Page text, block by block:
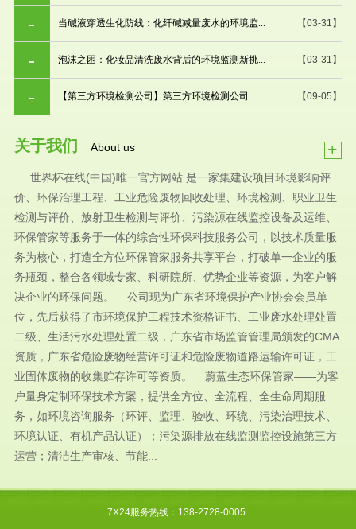
【03-31】
当碱液穿透生化防线：化纤碱减量废水的环境监...
【03-31】
泡沫之困：化妆品清洗废水背后的环境监测新挑...
【09-05】
【第三方环境检测公司】第三方环境检测公司...
关于我们 About us +
世界杯在线(中国)唯一官方网站 是一家集建设项目环境影响评
价、环保治理工程、工业危险废物回收处理、环境检测、职业卫生
检测与评价、放射卫生检测与评价、污染源在线监控设备及运维、
环保管家等服务于一体的综合性环保科技服务公司，以技术质量服
务为核心，打造全方位环保管家服务共享平台，打破单一企业的服
务瓶颈，整合各领域专家、科研院所、优势企业等资源，为客户解
决企业的环保问题。 公司现为广东省环境保护产业协会会员单
位，先后获得了市环境保护工程技术资格证书、工业废水处理处置
二级、生活污水处理处置二级，广东省市场监管管理局颁发的CMA
资质，广东省危险废物经营许可证和危险废物道路运输许可证，工
业固体废物的收集贮存许可等资质。 蔚蓝生态环保管家——为客
户量身定制环保技术方案，提供全方位、全流程、全生命周期服
务，如环境咨询服务（环评、监理、验收、环统、污染治理技术、
环境认证、有机产品认证）；污染源排放在线监测监控设施第三方
运营；清洁生产审核、节能...
7X24服务热线：138-2728-0005